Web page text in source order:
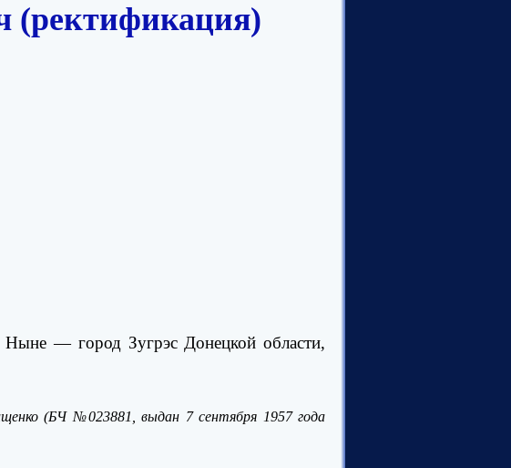
(ректификация)
Ныне — город Зугрэс Донецкой области,
(БЧ №023881 ,выдан 7 сентября 1957 года